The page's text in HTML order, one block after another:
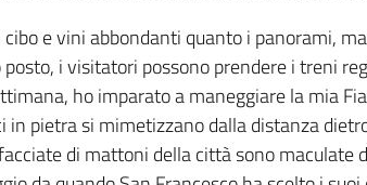
cibo e vini abbondanti quanto i panorami,
i visitatori possono prendere i treni
ho imparato a maneggiare la mia
pietra si mimetizzano dalla distanza
di mattoni della città sono